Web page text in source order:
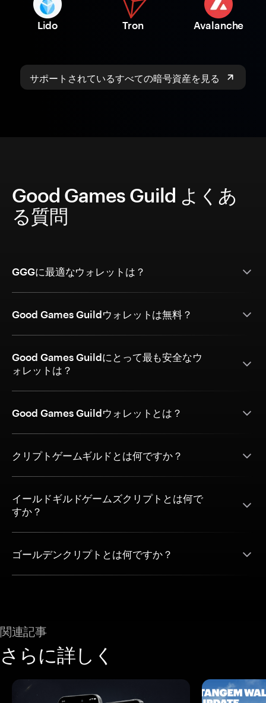
Lido Tron Avalanche
サポートされているすべての暗号資産を見る
Good Games Guild よくあ
る質問
GGGに最適なウォレットは？
Good Games Guildウォレットは無料？
Good Games Guildにとって最も安全なウ
ォレットは？
Good Games Guildウォレットとは？
クリプトゲームギルドとは何ですか？
イールドギルドゲームズクリプトとは何で
すか？
ゴールデンクリプトとは何ですか？
関連記事
さらに詳しく